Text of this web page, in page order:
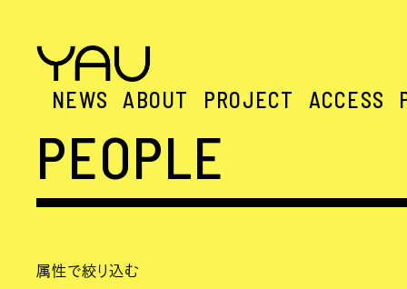
NEWS ABOUT PROJECT ACCESS
PEOPLE
属性で絞り込む